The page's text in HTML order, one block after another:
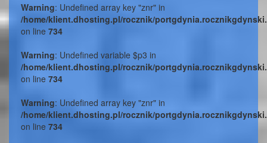
Warning: Undefined array key "znr" in
/home/klient.dhosting.pl/rocznik/
on line 734
Warning: Undefined variable $p3 in
/home/klient.dhosting.pl/rocznik/
on line 734
Warning: Undefined array key "znr" in
/home/klient.dhosting.pl/rocznik/
on line 734